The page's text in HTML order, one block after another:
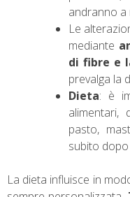
andranno a
Le
mediante
di fibre e
prevalga la
Dieta: è
alimentari,
pasto,
subito
La dieta influisce in